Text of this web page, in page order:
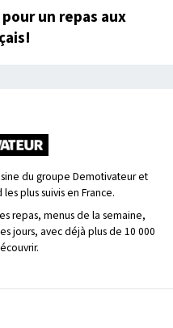
un repas aux
du groupe Demotivateur et
plus suivis en France.
repas, menus de la semaine,
jours, avec déjà plus de 10 000